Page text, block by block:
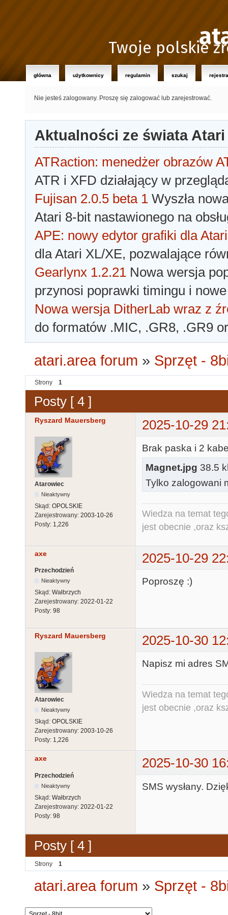
Twoje polskie
główna użytkownicy regulamin szukaj
Nie jesteś zalogowany. Proszę się zalogować lub zarejestrować.
Aktualności ze świata Atari
ATRaction: menedżer obrazów
ATR i XFD działający w
Fujisan 2.0.5 beta 1 Wyszła
Atari 8-bit nastawionego na
APE: nowy edytor grafiki dla Atari
dla Atari XL/XE, pozwalające
Gearlynx 1.2.21 Nowa wersja
przynosi poprawki timingu i
Nowa wersja DitherLab wraz z
do formatów .MIC, .GR8, .GR9
atari.area forum » Sprzęt -
Strony 1
Posty [ 4 ]
Ryszard Mauersberg 2025-10-29
Atarowiec
Nieaktywny
Skąd: OPOLSKIE
Zarejestrowany: 2003-10-26
Posty: 1,226
Brak paska i 2
Magnet.jpg 38.5
Tylko zalogowani
Wiedza na temat
jest obecnie ,oraz
axe 2025-10-29
Przechodzień
Nieaktywny
Skąd: Wałbrzych
Zarejestrowany: 2022-01-22
Posty: 98
Poproszę :)
Ryszard Mauersberg 2025-10-30
Atarowiec
Nieaktywny
Skąd: OPOLSKIE
Zarejestrowany: 2003-10-26
Posty: 1,226
Napisz mi adres
Wiedza na temat
jest obecnie ,oraz
axe 2025-10-30
Przechodzień
Nieaktywny
Skąd: Wałbrzych
Zarejestrowany: 2022-01-22
Posty: 98
SMS wysłany.
Posty [ 4 ]
Strony 1
atari.area forum » Sprzęt -